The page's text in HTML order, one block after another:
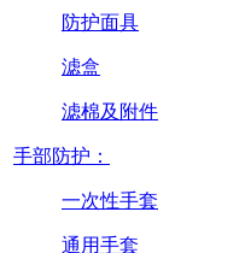
防护面具
滤盒
滤棉及附件
手部防护：
一次性手套
通用手套